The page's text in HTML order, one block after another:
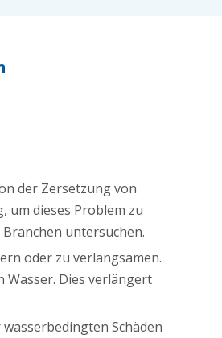
der Zersetzung von
um dieses Problem zu
untersuchen.
oder zu verlangsamen.
Wasser. Dies verlängert
Schäden